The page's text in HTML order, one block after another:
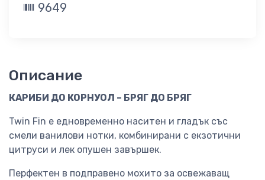
9649
Описание
КАРИБИ ДО КОРНУОЛ – БРЯГ ДО БРЯГ
Twin Fin е едновременно наситен и гладък със
смели ванилови нотки, комбинирани с екзотични
цитруси и лек опушен завършек.
Перфектен в подправено мохито за освежаващ